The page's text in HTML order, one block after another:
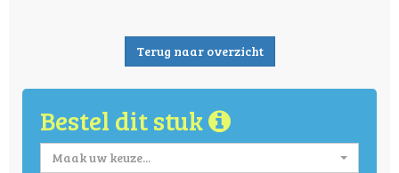
Terug naar overzicht
Bestel dit stuk
Maak uw keuze...